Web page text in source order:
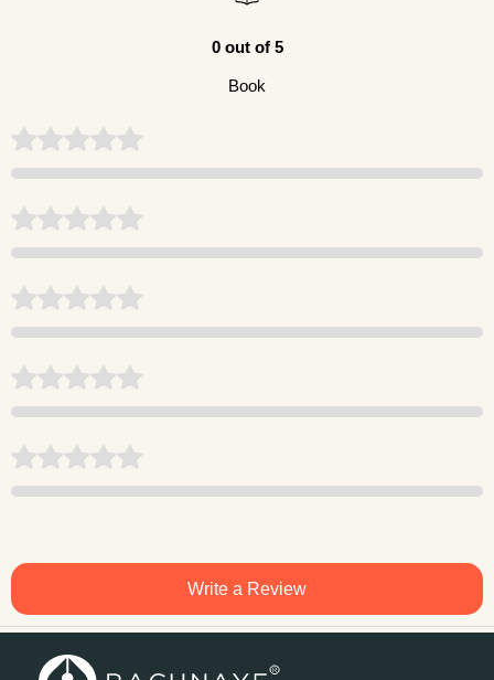
0 out of 5
Book
Write a Review